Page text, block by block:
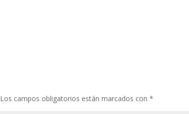
Los campos obligatorios están marcados con*